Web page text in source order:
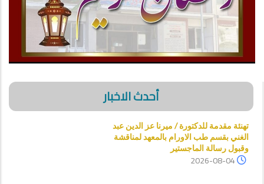
أحدث الاخبار
تهنئة مقدمة للدكتورة / ميرنا عز الدين عبد
الغني بقسم طب الاورام بالمعهد لمناقشة
وقبول رسالة الماجستير
2026-08-04